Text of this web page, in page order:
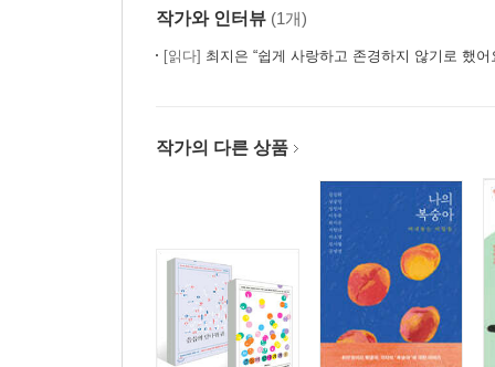
RBG를 좋아하세요?
분노의 게이지가 차오를 때
에필로그
작가와 인터뷰 (1개)
[읽다] 최지은 “쉽게 사랑하고 존경하지 않기로 했어
작가의 다른 상품